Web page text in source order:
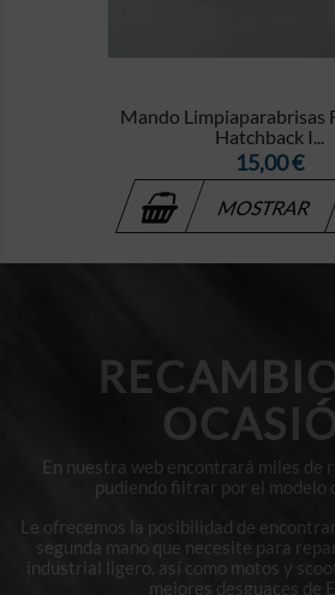
Mando Limpiaparabrisas
Hatchback I...
Precio
15,00 €
MOSTRAR
En nuestra web encontrará miles de
pudiendo filtrar por el modelo
Le ofrecemos la posibilidad de
segunda mano que necesite para
industrial ligero, así como motos y
mejores desguaces de